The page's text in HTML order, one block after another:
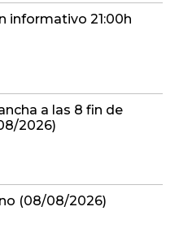
informativo 21:00h
a las 8 fin de
2026)
(08/08/2026)